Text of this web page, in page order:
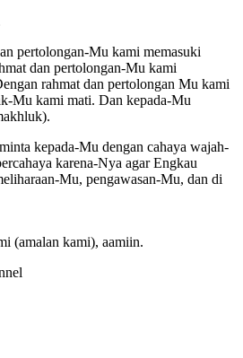
pertolongan-Mu kami memasuki
dan pertolongan-Mu kami
rahmat dan pertolongan Mu kami
Mu kami mati. Dan kepada-Mu
kepada-Mu dengan cahaya wajah-
karena-Nya agar Engkau
Mu, pengawasan-Mu, dan di
(amalan kami), aamiin.